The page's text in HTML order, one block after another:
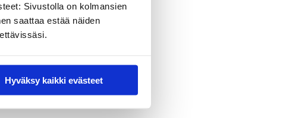
Sivustolla on kolmansien
saattaa estää näiden
Hyväksy kaikki evästeet
2019-2021.